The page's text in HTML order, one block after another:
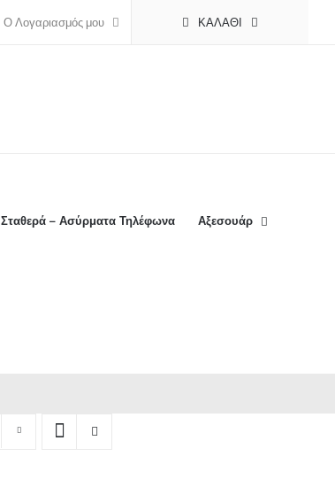
Ο Λογαριασμός μου ΚΑΛΆΘΙ
Σταθερά – Ασύρματα Τηλέφωνα Αξεσουάρ